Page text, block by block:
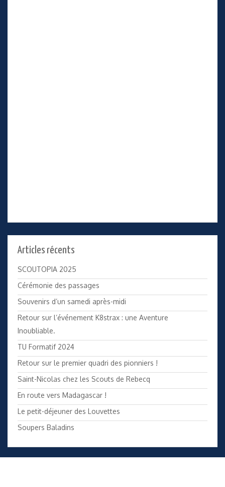
Articles récents
SCOUTOPIA 2025
Cérémonie des passages
Souvenirs d’un samedi après-midi
Retour sur l’événement K8strax : une Aventure
Inoubliable.
TU Formatif 2024
Retour sur le premier quadri des pionniers !
Saint-Nicolas chez les Scouts de Rebecq
En route vers Madagascar !
Le petit-déjeuner des Louvettes
Soupers Baladins